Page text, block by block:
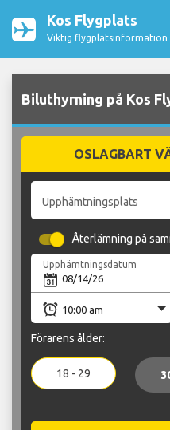
Kos Flygplats
Viktig flygplatsinformation
Biluthyrning på Kos
OSLAGBART
Upphämtningsplats
Återlämning på
Upphämtningsdatum
Förarens ålder:
18 - 29